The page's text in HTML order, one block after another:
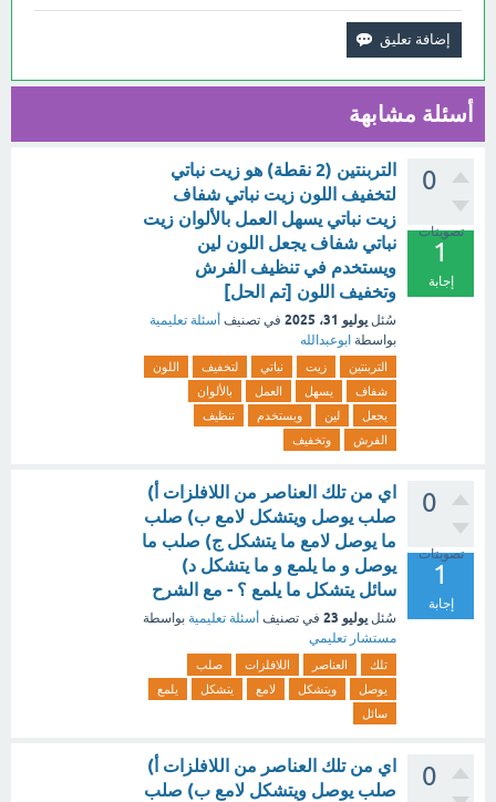
أسئلة مشابهة
0
تصويتات
1
إجابة
التربنتين (2 نقطة) هو زيت نباتي
لتخفيف اللون زيت نباتي شفاف
زيت نباتي يسهل العمل بالألوان زيت
نباتي شفاف يجعل اللون لين
ويستخدم في تنظيف الفرش
وتخفيف اللون [تم الحل]
سُئل يوليو 31، 2025 في تصنيف أسئلة تعليمية
بواسطة ابوعبدالله
التربنتين زيت نباتي لتخفيف
اللون
شفاف
يسهل العمل
بالألوان
يجعل
لين ويستخدم
تنظيف
الفرش
وتخفيف
0
تصويتات
1
إجابة
اي من تلك العناصر من اللافلزات أ)
صلب يوصل ويتشكل لامع ب) صلب
ما يوصل لامع ما يتشكل ج) صلب ما
يوصل و ما يلمع و ما يتشكل د)
سائل يتشكل ما يلمع ؟ - مع الشرح
سُئل يوليو 23 في تصنيف أسئلة تعليمية بواسطة
مستشار تعليمي
تلك العناصر اللافلزات
صلب
يوصل
ويتشكل لامع يتشكل
يلمع
سائل
0
اي من تلك العناصر من اللافلزات أ)
صلب يوصل ويتشكل لامع ب) صلب